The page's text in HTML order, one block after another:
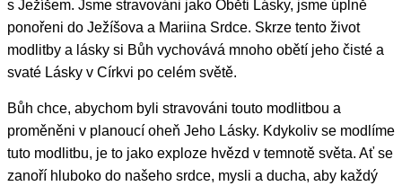
s Ježíšem. Jsme stravováni jako Oběti Lásky, jsme úplně
ponořeni do Ježíšova a Mariina Srdce. Skrze tento život
modlitby a lásky si Bůh vychovává mnoho obětí jeho čisté a
svaté Lásky v Církvi po celém světě.
Bůh chce, abychom byli stravováni touto modlitbou a
proměněni v planoucí oheň Jeho Lásky. Kdykoliv se modlíme
tuto modlitbu, je to jako exploze hvězd v temnotě světa. Ať se
zanoří hluboko do našeho srdce, mysli a ducha, aby každý